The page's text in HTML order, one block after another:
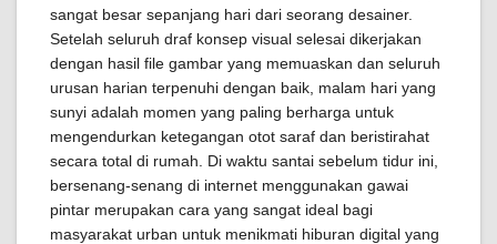
sangat besar sepanjang hari dari seorang desainer.
Setelah seluruh draf konsep visual selesai dikerjakan
dengan hasil file gambar yang memuaskan dan seluruh
urusan harian terpenuhi dengan baik, malam hari yang
sunyi adalah momen yang paling berharga untuk
mengendurkan ketegangan otot saraf dan beristirahat
secara total di rumah. Di waktu santai sebelum tidur ini,
bersenang-senang di internet menggunakan gawai
pintar merupakan cara yang sangat ideal bagi
masyarakat urban untuk menikmati hiburan digital yang